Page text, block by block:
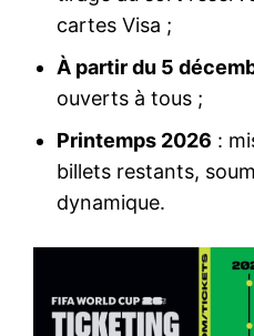
cartes Visa ;
À partir du 5
ouverts à tous ;
Printemps 2026 :
billets restants,
dynamique.